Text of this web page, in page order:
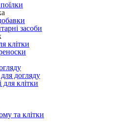
засоби
клітки
догляду
клітки
та клітки